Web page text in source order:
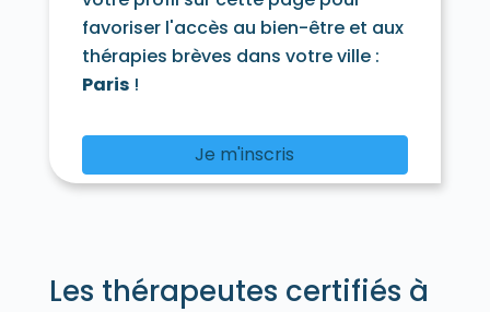
favoriser l'accès au bien-être et aux
thérapies brèves dans votre ville :
Paris!
Je m'inscris
Les thérapeutes certifiés à